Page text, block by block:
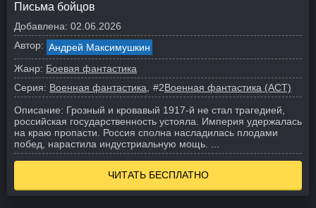
Письма бойцов
Добавлена: 02.06.2026
Автор: Андрей Максимушкин
Жанр: Боевая фантастика
Серия: Военная фантастика #2Военная фантастика (АСТ)
Описание: Грозный и кровавый 1917-й не стал трагедией,
российская государственность устояла. Империя удержалась
на краю пропасти. Россия сполна насладилась плодами
побед, нарастила индустриальную мощь. ...
ЧИТАТЬ БЕСПЛАТНО